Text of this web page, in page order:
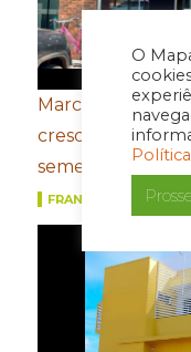
O
Marcas do
crescimento de
semestre
FRANQUIAS